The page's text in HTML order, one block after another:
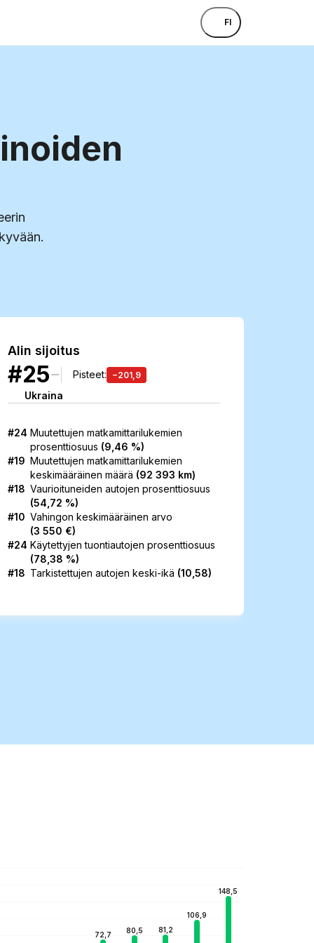
FI
Alin sijoitus
#25 Pisteet: −201,9
Ukraina
#24 Muutettujen matkamittarilukemien
prosenttiosuus (9,46 %)
#19 Muutettujen matkamittarilukemien
keskimääräinen määrä (92 393 km)
#18 Vaurioituneiden autojen prosenttiosuus
(54,72 %)
#10 Vahingon keskimääräinen arvo
(3 550 €)
#24 Käytettyjen tuontiautojen prosenttiosuus
(78,38 %)
#18 Tarkistettujen autojenkeski-ikä (10,58)
72,7
80,5 81,2
106,9
148,5